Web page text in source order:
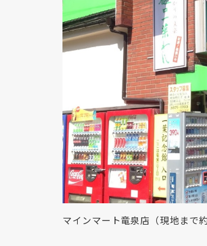
マインマート竜泉店（現地まで約